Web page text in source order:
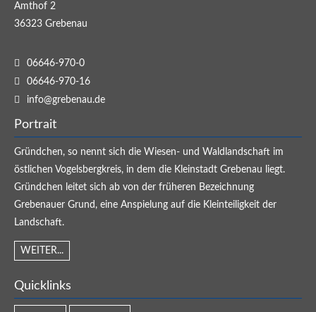
Amthof 2
36323 Grebenau
06646-970-0
06646-970-16
info@grebenau.de
Portrait
Gründchen, so nennt sich die Wiesen- und Waldlandschaft im
östlichen Vogelsbergkreis, in dem die Kleinstadt Grebenau liegt.
Gründchen leitet sich ab von der früheren Bezeichnung
Grebenauer Grund, eine Anspielung auf die Kleinteiligkeit der
Landschaft.
WEITER...
Quicklinks